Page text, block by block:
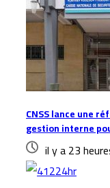
CNSS lance une
gestion interne
il y a 23